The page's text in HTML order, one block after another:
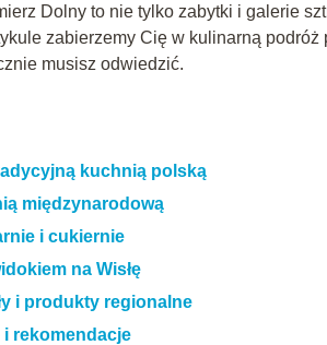
Dolny to nie tylko zabytki i galerie
zabierzemy Cię w kulinarną
musisz odwiedzić.
kuchnią polską
międzynarodową
i cukiernie
na Wisłę
i produkty regionalne
i rekomendacje